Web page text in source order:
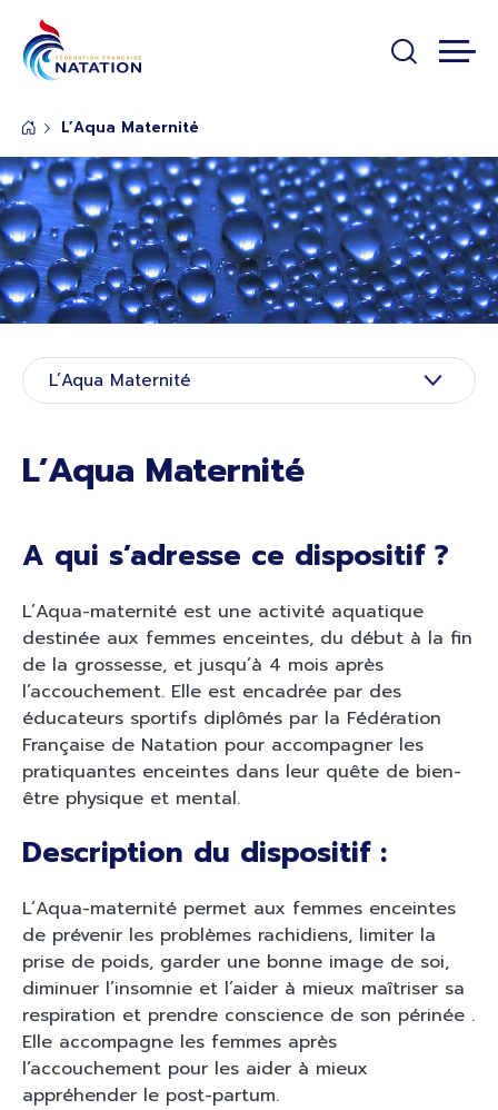
L’Aqua Maternité
Rubrique de page de base
L’Aqua Maternité
L’Aqua Maternité
A qui s’adresse ce dispositif ?
L’Aqua-maternité est une activité aquatique
destinée aux femmes enceintes, du début à la fin
de la grossesse, et jusqu’à 4 mois après
l’accouchement. Elle est encadrée par des
éducateurs sportifs diplômés par la Fédération
Française de Natation pour accompagner les
pratiquantes enceintes dans leur quête de bien-
être physique et mental.
Description du dispositif :
L’Aqua-maternité permet aux femmes enceintes
de prévenir les problèmes rachidiens, limiter la
prise de poids, garder une bonne image de soi,
diminuer l’insomnie et l’aider à mieux maîtriser sa
respiration et prendre conscience de son périnée .
Elle accompagne les femmes après
l’accouchement pour les aider à mieux
appréhender le post-partum.
Panneau de gestion des cookies